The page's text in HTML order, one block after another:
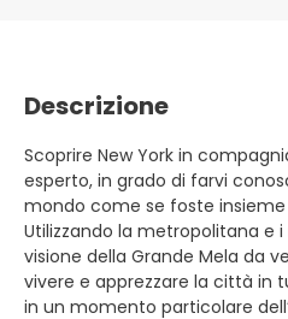
Descrizione
Scoprire New York in
esperto, in grado di farvi
mondo come se foste
Utilizzando la metropolitana e
visione della Grande Mela da
vivere e apprezzare la città in
in un momento particolare